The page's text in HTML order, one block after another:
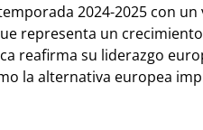
2024-2025 con
representa un
reafirma su liderazgo
la alternativa europea